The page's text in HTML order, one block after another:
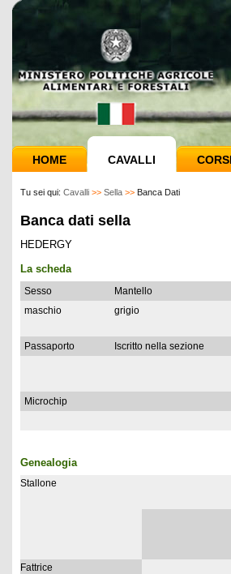
HOME CAVALLI
Tu sei qui: Cavalli >> Sella >> Banca Dati
Banca dati sella
HEDERGY
La scheda
Sesso Mantello
maschio
grigio
Passaporto Iscritto nella sezione
Microchip
Genealogia
Stallone
Fattrice